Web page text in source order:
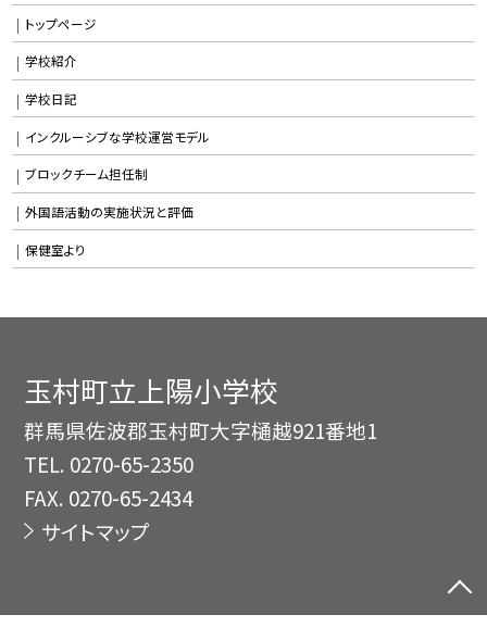
トップページ
学校紹介
学校日記
インクルーシブな学校運営モデル
ブロックチーム担任制
外国語活動の実施状況と評価
保健室より
玉村町立上陽小学校
群馬県佐波郡玉村町大字樋越921番地1
TEL. 0270-65-2350
FAX. 0270-65-2434
サイトマップ